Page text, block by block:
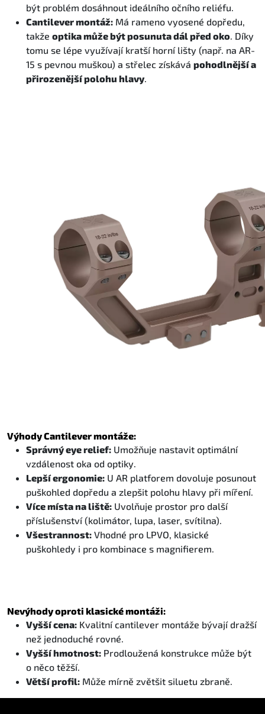
být problém dosáhnout ideálního očního reliéfu.
Cantilever montáž: Má rameno vyosené dopředu,
takže optika může být posunuta dál před oko. Díky
tomu se lépe využívají kratší horní lišty (např. na AR-
15 s pevnou muškou) a střelec získává pohodlnější a
přirozenější polohu hlavy.
Výhody Cantilever montáže:
Správný eye relief: Umožňuje nastavit optimální
vzdálenost oka od optiky.
Lepší ergonomie: U AR platforem dovoluje posunout
puškohled dopředu a zlepšit polohu hlavy při míření.
Více místa na liště: Uvolňuje prostor pro další
příslušenství (kolimátor, lupa, laser, svítilna).
Všestrannost: Vhodné pro LPVO, klasické
puškohledy i pro kombinace s magnifierem.
Nevýhody oproti klasické montáži:
Vyšší cena: Kvalitní cantilever montáže bývají dražší
než jednoduché rovné.
Vyšší hmotnost: Prodloužená konstrukce může být
o něco těžší.
Větší profil: Může mírně zvětšit siluetu zbraně.